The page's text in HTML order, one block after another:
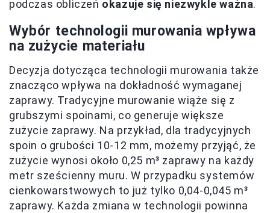
podczas obliczeń okazuje się niezwykle ważna.
Wybór technologii murowania wpływa
na zużycie materiału
Decyzja dotycząca technologii murowania także
znacząco wpływa na dokładność wymaganej
zaprawy. Tradycyjne murowanie wiąże się z
grubszymi spoinami, co generuje większe
zużycie zaprawy. Na przykład, dla tradycyjnych
spoin o grubości 10-12 mm, możemy przyjąć, że
zużycie wynosi około 0,25 m³ zaprawy na każdy
metr sześcienny muru. W przypadku systemów
cienkowarstwowych to już tylko 0,04-0,045 m³
zaprawy. Każda zmiana w technologii powinna